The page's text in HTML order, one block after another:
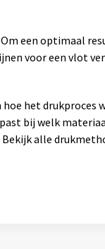
een optimaal
voor een vlot
het drukproces
bij welk
alle